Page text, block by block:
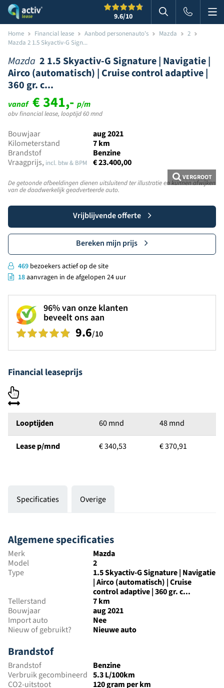
9.6/10 Zoeken in
Home Financial lease Aanbod personenauto's Mazda
2
Mazda 2 1.5 Skyactiv-G Sign...
Mazda 2 1.5 Skyactiv-G Signature | Navigatie |
Airco (automatisch) | Cruise control adaptive |
360 gr. c...
vanaf € 341,-p/m
obv financial lease, looptijd 60 mnd
Bouwjaar
aug 2021
Kilometerstand
7 km
Brandstof
Benzine
Vraagprijs, incl. btw & BPM € 23.400,00
VERGROOT
De getoonde afbeeldingen dienen uitsluitend ter illustratie en kunnen afwijken
van de daadwerkelijk geadverteerde auto.
Vrijblijvende offerte
Bereken mijn prijs
469 bezoekers actief op de site
18aanvragen in de afgelopen 24 uur
96%van onze klanten
beveelt ons aan
9.6/10
Financial leaseprijs
Looptijden 60 mnd 48 mnd
Lease p/mnd € 340,53 € 370,91
Specificaties Overige
Algemene specificaties
Merk
Mazda
Model
2
Type
1.5 Skyactiv-G Signature | Navigatie
| Airco (automatisch) | Cruise
control adaptive | 360 gr. c...
Tellerstand
7 km
Bouwjaar
aug 2021
Import auto
Nee
Nieuw of gebruikt?
Nieuwe auto
Brandstof
Brandstof
Benzine
Verbruik gecombineerd 5.3 L/100km
CO2-uitstoot
120 gram per km